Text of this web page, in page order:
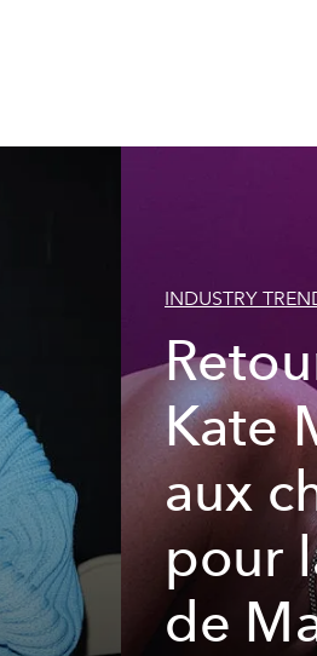
INDUSTRY
Kate
aux
pour
de